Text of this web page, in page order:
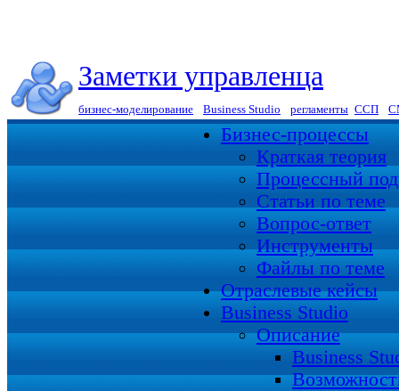
Заметки управленца
бизнес-моделирование Business Studio регламенты ССП
Бизнес-процессы
Краткая теория
Процессный
Статьи по теме
Вопрос-ответ
Инструменты
Файлы по теме
Отраслевые кейсы
Business Studio
Описание
Business